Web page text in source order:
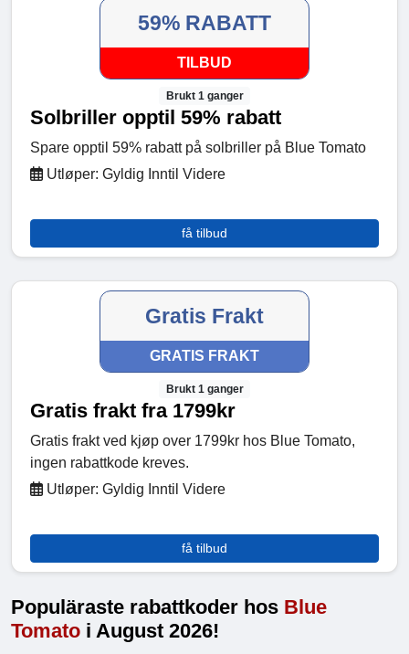
59% RABATT
TILBUD
Brukt 1 ganger
Solbriller opptil 59% rabatt
Spare opptil 59% rabatt på solbriller på Blue Tomato
Utløper: Gyldig Inntil Videre
få tilbud
Gratis Frakt
GRATIS FRAKT
Brukt 1 ganger
Gratis frakt fra 1799kr
Gratis frakt ved kjøp over 1799kr hos Blue Tomato,
ingen rabattkode kreves.
Utløper: Gyldig Inntil Videre
få tilbud
Populäraste rabattkoder hos Blue
Tomato i August 2026!